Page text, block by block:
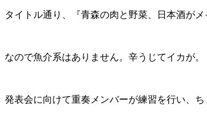
タイトル通り、『青森の肉と野菜、日本酒がメ
なので魚介系はありません。辛うじてイカが。
発表会に向けて重奏メンバーが練習を行い、